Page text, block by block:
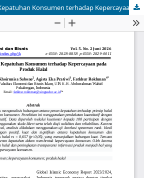
Analisis Hubungan Kepatuhan Konsumen terhadap Kepercayaan pada Produk Halal